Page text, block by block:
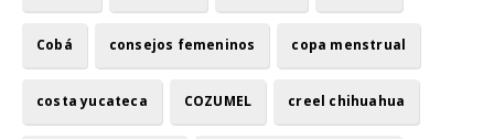
Cobá consejos femeninos copa menstrual
costa yucateca COZUMEL creel chihuahua